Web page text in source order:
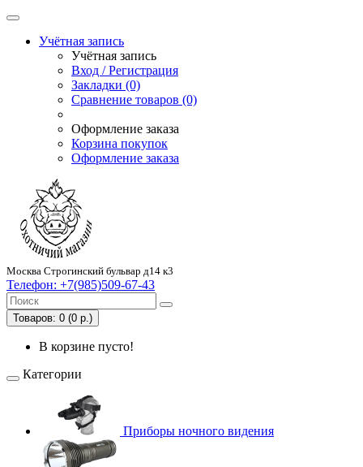
Учётная запись
Учётная запись
Вход / Регистрация
Закладки (0)
Сравнение товаров (0)
Оформление заказа
Корзина покупок
Оформление заказа
Москва Строгинский бульвар д14 к3
Телефон: +7(985)509-67-43
Товаров: 0 (0 р.)
В корзине пусто!
Категории
Приборы ночного видения